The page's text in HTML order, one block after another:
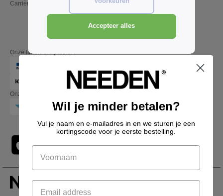
Carrières
Vrijdag: 10:00–14:00
Onze financiële partners
Onze transporteurs
Accepteer alles
Wil je minder betalen?
Vul je naam en e-mailadres in en we sturen je een
kortingscode voor je eerste bestelling.